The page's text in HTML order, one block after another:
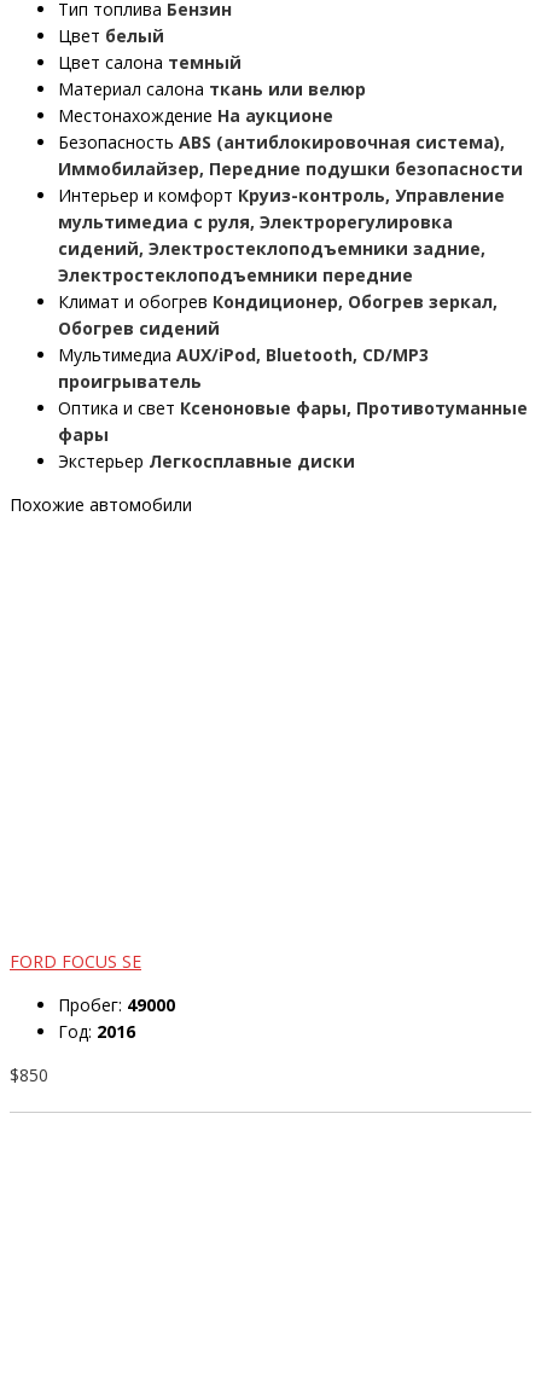
Тип топлива Бензин
Цвет белый
Цвет салона темный
Материал салона ткань или велюр
Местонахождение На аукционе
Безопасность ABS (антиблокировочная система),
Иммобилайзер, Передние подушки безопасности
Интерьер и комфорт Круиз-контроль, Управление
мультимедиа с руля, Электрорегулировка
сидений, Электростеклоподъемники задние,
Электростеклоподъемники передние
Климат и обогрев Кондиционер, Обогрев зеркал,
Обогрев сидений
Мультимедиа AUX/iPod, Bluetooth, CD/MP3
проигрыватель
Оптика и свет Ксеноновые фары, Противотуманные
фары
Экстерьер Легкосплавные диски
Похожие автомобили
FORD FOCUS SE
Пробег: 49000
Год: 2016
$850